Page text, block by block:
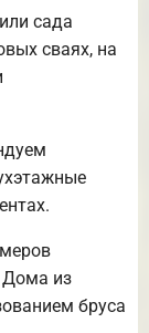
сада
сваях, на
Дома из
бруса